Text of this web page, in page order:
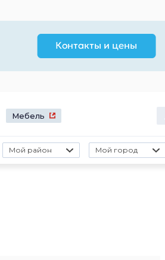
Мебель
Мой район Мой город